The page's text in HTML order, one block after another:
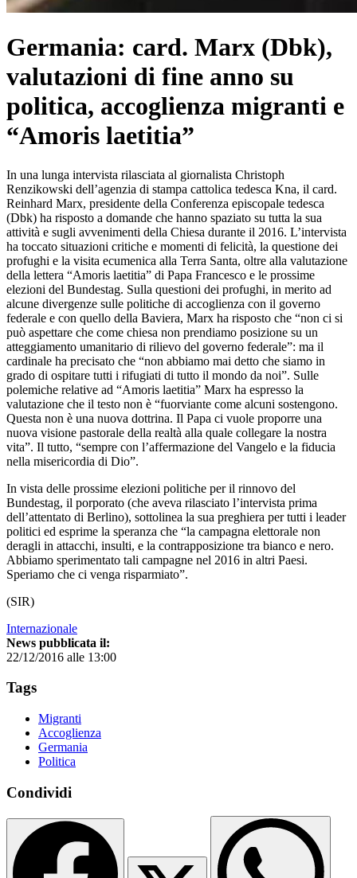
Germania: card. Marx (Dbk),
valutazioni di fine anno su
politica, accoglienza migranti e
“Amoris laetitia”
In una lunga intervista rilasciata al giornalista Christoph
Renzikowski dell’agenzia di stampa cattolica tedesca Kna, il card.
Reinhard Marx, presidente della Conferenza episcopale tedesca
(Dbk) ha risposto a domande che hanno spaziato su tutta la sua
attività e sugli avvenimenti della Chiesa durante il 2016. L’intervista
ha toccato situazioni critiche e momenti di felicità, la questione dei
profughi e la visita ecumenica alla Terra Santa, oltre alla valutazione
della lettera “Amoris laetitia” di Papa Francesco e le prossime
elezioni del Bundestag. Sulla questioni dei profughi, in merito ad
alcune divergenze sulle politiche di accoglienza con il governo
federale e con quello della Baviera, Marx ha risposto che “non ci si
può aspettare che come chiesa non prendiamo posizione su un
atteggiamento umanitario di rilievo del governo federale”: ma il
cardinale ha precisato che “non abbiamo mai detto che siamo in
grado di ospitare tutti i rifugiati di tutto il mondo da noi”. Sulle
polemiche relative ad “Amoris laetitia” Marx ha espresso la
valutazione che il testo non è “fuorviante come alcuni sostengono.
Questa non è una nuova dottrina. Il Papa ci vuole proporre una
nuova visione pastorale della realtà alla quale collegare la nostra
vita”. Il tutto, “sempre con l’affermazione del Vangelo e la fiducia
nella misericordia di Dio”.
In vista delle prossime elezioni politiche per il rinnovo del
Bundestag, il porporato (che aveva rilasciato l’intervista prima
dell’attentato di Berlino), sottolinea la sua preghiera per tutti i leader
politici ed esprime la speranza che “la campagna elettorale non
deragli in attacchi, insulti, e la contrapposizione tra bianco e nero.
Abbiamo sperimentato tali campagne nel 2016 in altri Paesi.
Speriamo che ci venga risparmiato”.
(SIR)
Internazionale
News pubblicata il:
22/12/2016 alle 13:00
Tags
Migranti
Accoglienza
Germania
Politica
Condividi